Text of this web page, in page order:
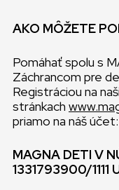
AKO MÔŽETE
Pomáhať spolu s
Záchrancom pre
Registráciou na
stránkach
priamo na náš účet:
MAGNA DETI V
1331793900/1111